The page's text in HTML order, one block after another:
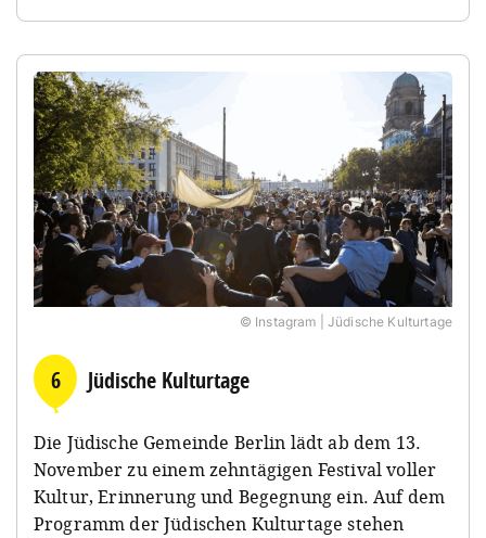
© Instagram | Jüdische Kulturtage
6 Jüdische Kulturtage
Die Jüdische Gemeinde Berlin lädt ab dem 13.
November zu einem zehntägigen Festival voller
Kultur, Erinnerung und Begegnung ein. Auf dem
Programm der Jüdischen Kulturtage stehen